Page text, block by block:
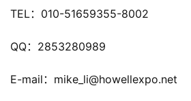
游
原
TEL：010-51659355-8002
QQ：2853280989
E-mail：mike_li@howellexpo.net